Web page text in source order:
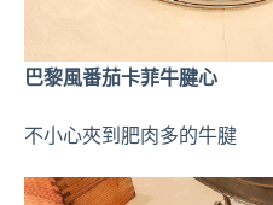
巴黎風番茄卡菲牛腱心
不小心夾到肥肉多的牛腱